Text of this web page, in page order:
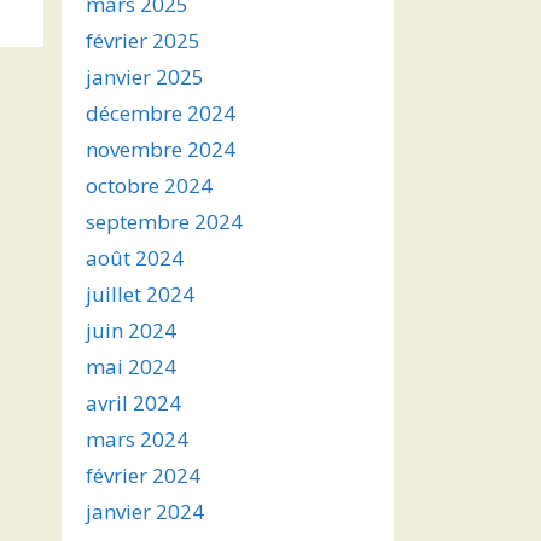
février 2025
janvier 2025
décembre 2024
novembre 2024
octobre 2024
septembre 2024
août 2024
juillet 2024
juin 2024
mai 2024
avril 2024
mars 2024
février 2024
janvier 2024